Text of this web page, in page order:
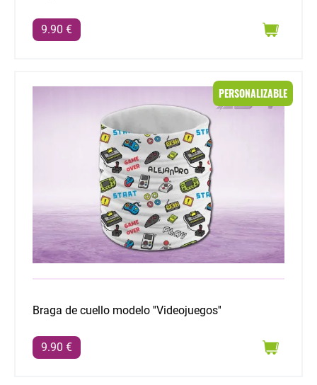
9.90 €
PERSONALIZABLE
Braga de cuello modelo ''Videojuegos''
Braga de cuello modelo ''Videojuegos''
9.90 €